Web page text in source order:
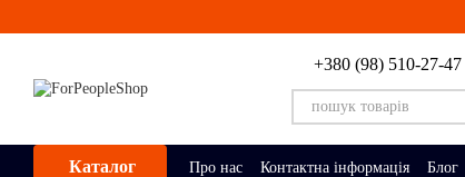
+380 (98) 510-27-47
Каталог Про нас Контактна інформація Блог